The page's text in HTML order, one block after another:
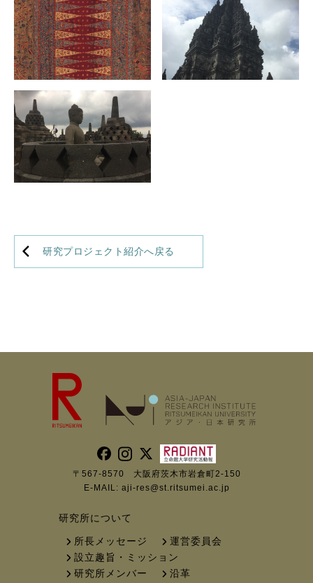
研究プロジェクト紹介へ戻る
〒567-8570 大阪府茨木市岩倉町2-150
E-MAIL: aji-res@st.ritsumei.ac.jp
研究所について
所長メッセージ
運営委員会
設立趣旨・ミッション
研究所メンバー
沿革